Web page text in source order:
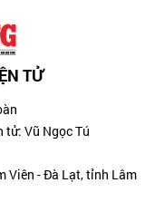
TỬ
tử: Vũ Ngọc Tú
Viên - Đà Lạt, tỉnh Lâm